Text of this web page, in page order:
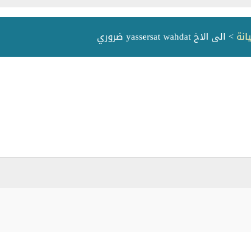
> الى الاخ yassersat wahdat ضروري